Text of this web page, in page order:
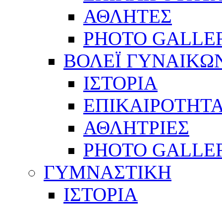
ΑΘΛΗΤΕΣ
PHOTO
ΒΟΛΕΪ
ΙΣΤΟΡΙΑ
ΑΘΛΗΤΡΙΕΣ
PHOTO
ΓΥΜΝΑΣΤΙΚΗ
ΙΣΤΟΡΙΑ